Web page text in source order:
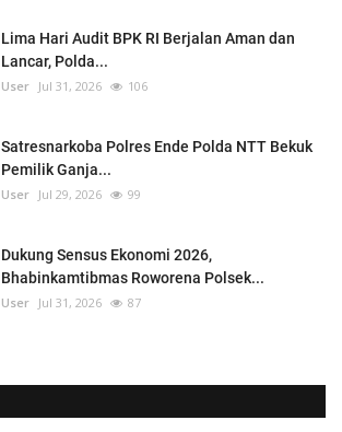
Lima Hari Audit BPK RI Berjalan Aman dan
Lancar, Polda...
User Jul 31, 2026 106
Satresnarkoba Polres Ende Polda NTT Bekuk
Pemilik Ganja...
User Jul 29, 2026 99
Dukung Sensus Ekonomi 2026,
Bhabinkamtibmas Roworena Polsek...
User Jul 31, 2026 87